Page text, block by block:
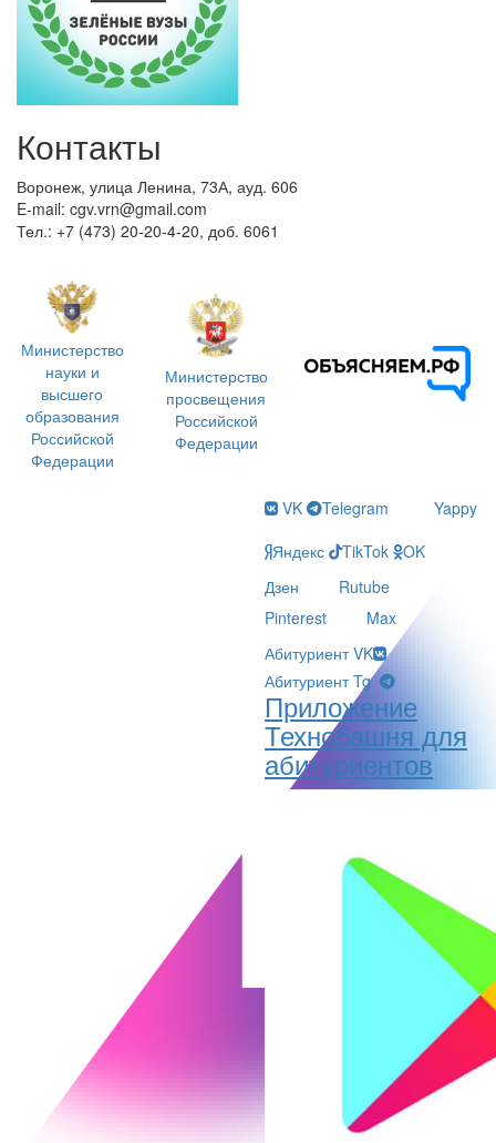
Контакты
Воронеж, улица Ленина, 73А, ауд. 606
E-mail: cgv.vrn@gmail.com
Тел.: +7 (473) 20-20-4-20, доб. 6061
Министерство
науки и
высшего
образования
Российской
Федерации
Министерство
просвещения
Российской
Федерации
VK Telegram
Yappy
Яндекс
TikTok
OK
Дзен
Rutube
Pinterest
Max
Абитуриент VK
Абитуриент Tg
Приложение
Технобашня для
абитуриентов